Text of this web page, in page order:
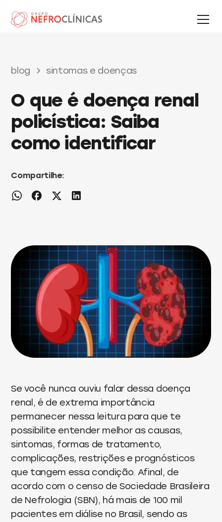
blog sintomas e doenças
O que é doença renal
policística: Saiba
como identificar
Compartilhe:
Se você nunca ouviu falar dessa doença
renal, é de extrema importância
permanecer nessa leitura para que te
possibilite entender melhor as causas,
sintomas, formas de tratamento,
complicações, restrições e prognósticos
que tangem essa condição. Afinal, de
acordo com o censo de Sociedade Brasileira
de Nefrologia (SBN), há mais de 100 mil
pacientes em diálise no Brasil, sendo as